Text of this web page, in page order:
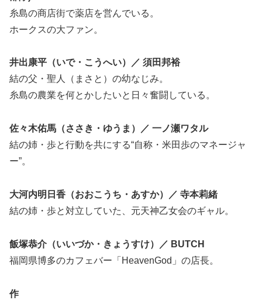
糸島の商店街で薬店を営んでいる。
ホークスの大ファン。
井出康平（いで・こうへい）／ 須田邦裕
結の父・聖人（まさと）の幼なじみ。
糸島の農業を何とかしたいと日々奮闘している。
佐々木佑馬（ささき・ゆうま）／ 一ノ瀬ワタル
結の姉・歩と行動を共にする“自称・米田歩のマネージャ
ー”。
大河内明日香（おおこうち・あすか）／ 寺本莉緒
結の姉・歩と対立していた、元天神乙女会のギャル。
飯塚恭介（いいづか・きょうすけ）／ BUTCH
福岡県博多のカフェバー「HeavenGod」の店長。
作